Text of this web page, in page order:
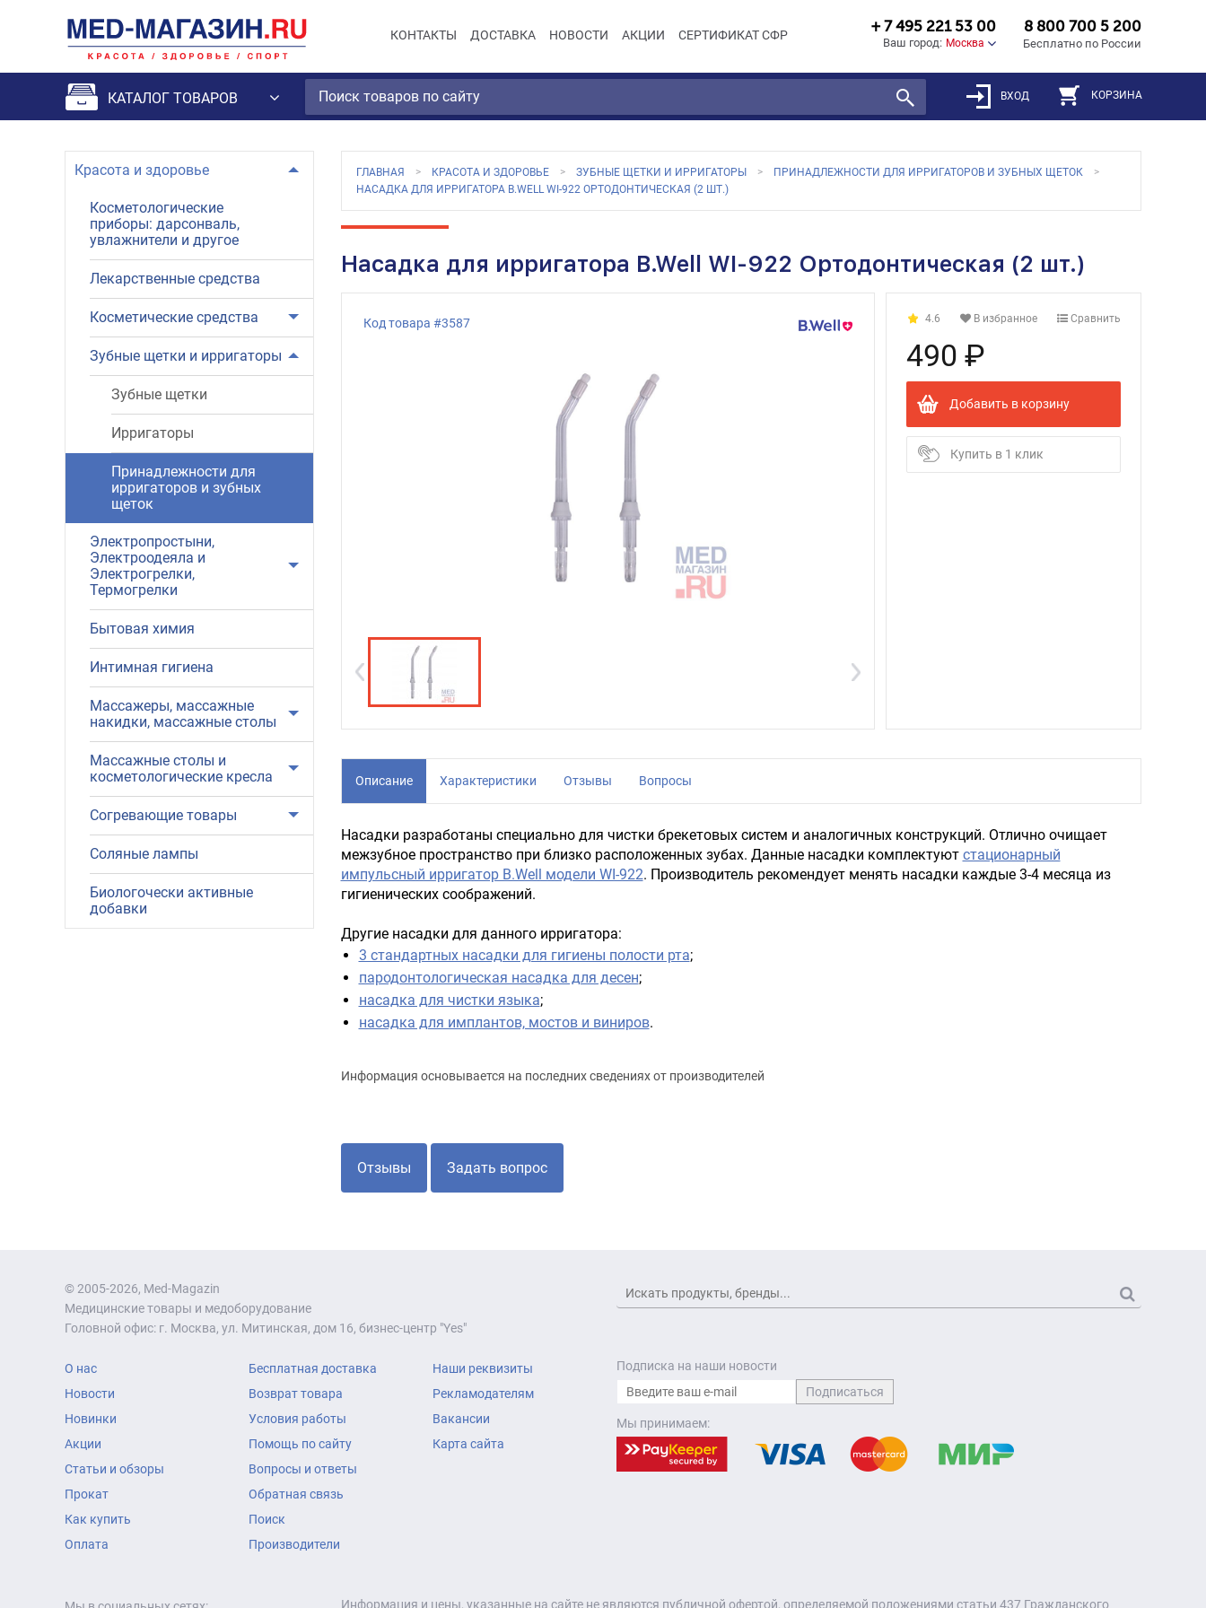
КОНТАКТЫ ДОСТАВКА НОВОСТИ АКЦИИ СЕРТИФИКАТ СФР
+ 7 495 221 53 00
Ваш город: Москва
8 800 700 5 200
Бесплатно по России
КАТАЛОГ ТОВАРОВ ВХОД КОРЗИНА
Красота и здоровье
Косметологические
приборы: дарсонваль,
увлажнители и другое
Лекарственные средства
Косметические средства
Зубные щетки и ирригаторы
Зубные щетки
Ирригаторы
Принадлежности для
ирригаторов и зубных
щеток
Электропростыни,
Электроодеяла и
Электрогрелки,
Термогрелки
Бытовая химия
Интимная гигиена
Массажеры, массажные
накидки, массажные столы
Массажные столы и
косметологические кресла
Согревающие товары
Соляные лампы
Биологочески активные
добавки
ГЛАВНАЯ КРАСОТА И ЗДОРОВЬЕ ЗУБНЫЕ ЩЕТКИ И ИРРИГАТОРЫ
ПРИНАДЛЕЖНОСТИ ДЛЯ ИРРИГАТОРОВ И ЗУБНЫХ ЩЕТОК
НАСАДКА ДЛЯ ИРРИГАТОРА B.WELL WI-922 ОРТОДОНТИЧЕСКАЯ (2 ШТ.)
Насадка для ирригатора B.Well WI-922 Ортодонтическая (2 шт.)
Код товара #3587 4.6 В избранное Сравнить
490 ₽
Добавить в корзину
Купить в 1 клик
Описание Характеристики Отзывы Вопросы
Насадки разработаны специально для чистки брекетовых систем и аналогичных конструкций. Отлично очищает
межзубное пространство при близко расположенных зубах. Данные насадки комплектуют стационарный
импульсный ирригатор B.Well модели WI-922. Производитель рекомендует менять насадки каждые 3-4 месяца из
гигиенических соображений.
Другие насадки для данного ирригатора:
3 стандартных насадки для гигиены полости рта;
пародонтологическая насадка для десен;
насадка для чистки языка;
насадка для имплантов, мостов и виниров.
Информация основывается на последних сведениях от производителей
Отзывы Задать вопрос
© 2005-2026, Med-Magazin
Медицинские товары и медоборудование
Головной офис: г. Москва, ул. Митинская, дом 16, бизнес-центр "Yes"
О нас
Новости
Новинки
Акции
Статьи и обзоры
Прокат
Как купить
Оплата
Бесплатная доставка
Возврат товара
Условия работы
Помощь по сайту
Вопросы и ответы
Обратная связь
Поиск
Производители
Наши реквизиты
Рекламодателям
Вакансии
Карта сайта
Подписка на наши новости
Мы принимаем:
Информация и цены, указанные на сайте не являются публичной офертой, определяемой положениями статьи 437 Гражданского